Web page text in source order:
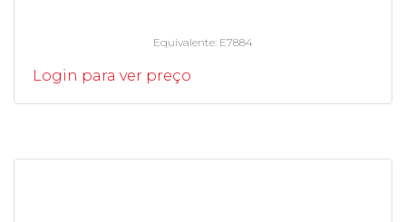
Equivalente E7884
Login para ver preço